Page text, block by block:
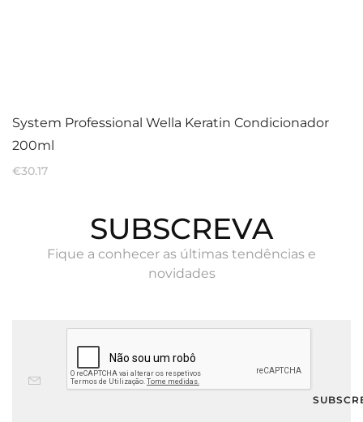
System Professional Wella Keratin Condicionador
200ml
€30.17
SUBSCREVA
Fique a conhecer as últimas tendências e
novidades